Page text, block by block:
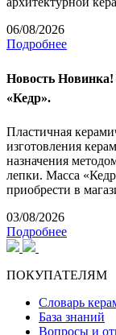
06/08/2026
Подробнее
Новость Новинка!
«Кедр».
Пластичная
изготовления
назначения
лепки. Масса
приобрести в
03/08/2026
Подробнее
ПОКУПАТЕЛЯМ
Словарь
База знаний
Вопросы и